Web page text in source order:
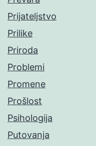
Prijateljstvo
Prilike
Priroda
Problemi
Promene
Prošlost
Psihologija
Putovanja